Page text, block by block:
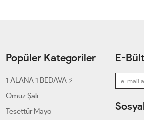
Popüler Kategoriler
1 ALANA 1 BEDAVA ⚡
Omuz Şalı
Tesettür Mayo
E-